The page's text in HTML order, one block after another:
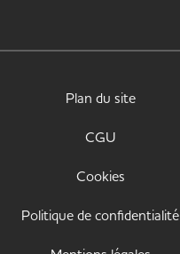
Plan du site
CGU
Cookies
Politique de confidentialité